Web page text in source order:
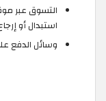
التسوق عبر
استبدال أو
وسائل الدفع